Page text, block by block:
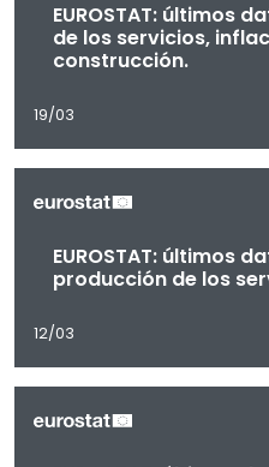
EUROSTAT: últimos
de los servicios,
construcción.
19/03
EUROSTAT: últimos
producción de los
12/03